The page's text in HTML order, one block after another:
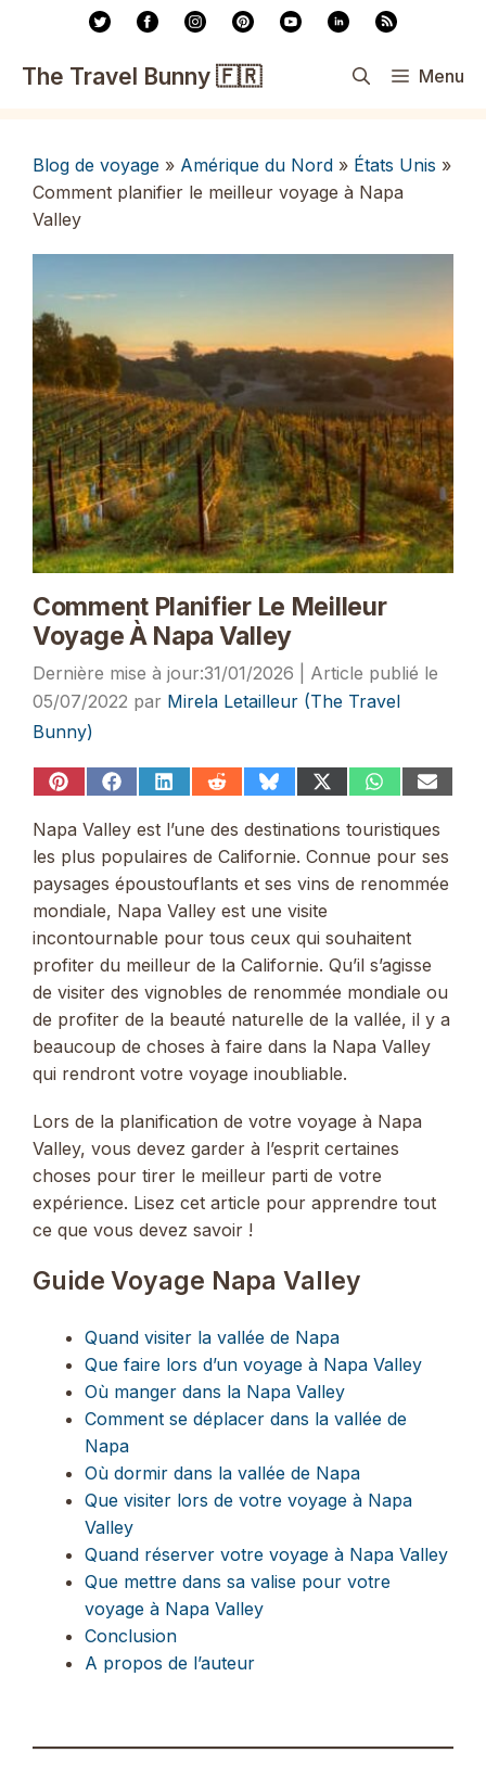
contenu
The Travel Bunny 🇫🇷 Menu
Blog de voyage » Amérique du Nord » États Unis »
Comment planifier le meilleur voyage à Napa
Valley
Comment Planifier Le Meilleur
Voyage À Napa Valley
31/01/2026
05/07/2022 par Mirela Letailleur (The Travel
Bunny)
Share
Pinterest
Share
Facebook
Share
LinkedIn
Share
Reddit
Share
Bluesky
Share
(Twitter)
Share
WhatsApp
Share
Napa Valley est l’une des destinations touristiques
les plus populaires de Californie. Connue pour ses
paysages époustouflants et ses vins de renommée
mondiale, Napa Valley est une visite
incontournable pour tous ceux qui souhaitent
profiter du meilleur de la Californie. Qu’il s’agisse
de visiter des vignobles de renommée mondiale ou
de profiter de la beauté naturelle de la vallée, il y a
beaucoup de choses à faire dans la Napa Valley
qui rendront votre voyage inoubliable.
Lors de la planification de votre voyage à Napa
Valley, vous devez garder à l’esprit certaines
choses pour tirer le meilleur parti de votre
expérience. Lisez cet article pour apprendre tout
ce que vous devez savoir !
Guide Voyage Napa Valley
Quand visiter la vallée de Napa
Que faire lors d’un voyage à Napa Valley
Où manger dans la Napa Valley
Comment se déplacer dans la vallée de
Napa
Où dormir dans la vallée de Napa
Que visiter lors de votre voyage à Napa
Valley
Quand réserver votre voyage à Napa Valley
Que mettre dans sa valise pour votre
voyage à Napa Valley
Conclusion
A propos de l’auteur